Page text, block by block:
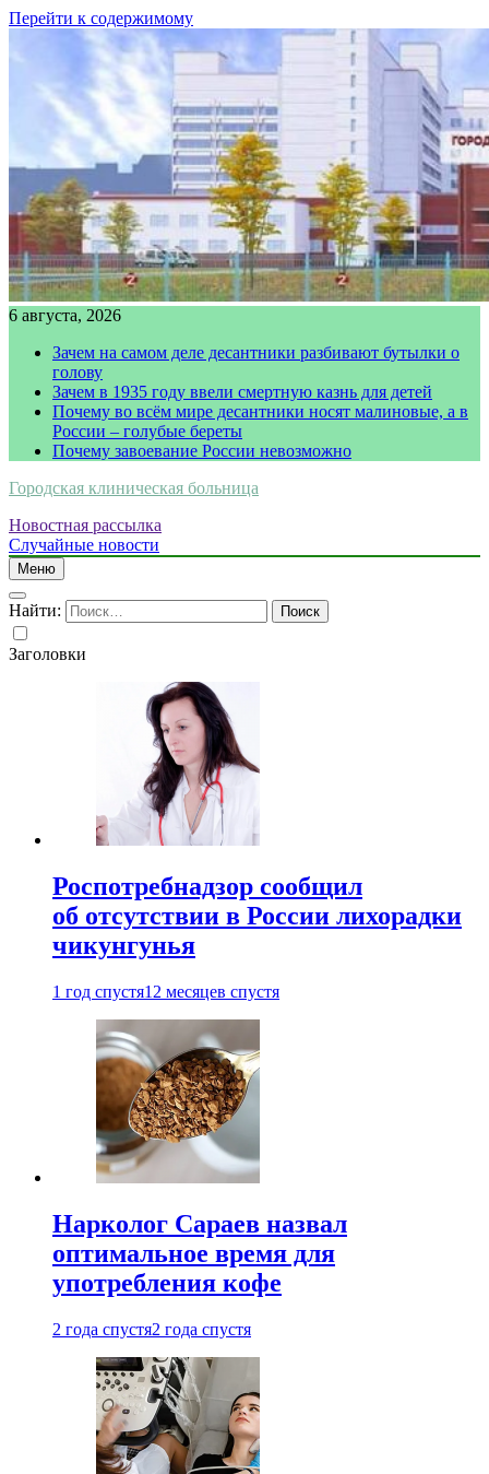
Перейти к содержимому
6 августа, 2026
Зачем на самом деле десантники разбивают бутылки о
голову
Зачем в 1935 году ввели смертную казнь для детей
Почему во всём мире десантники носят малиновые, а в
России – голубые береты
Почему завоевание России невозможно
Городская клиническая больница
Новостная рассылка
Случайные новости
Меню
Найти:
Заголовки
Роспотребнадзор сообщил
об отсутствии в России лихорадки
чикунгунья
1 год спустя12 месяцев спустя
Нарколог Сараев назвал
оптимальное время для
употребления кофе
2 года спустя2 года спустя